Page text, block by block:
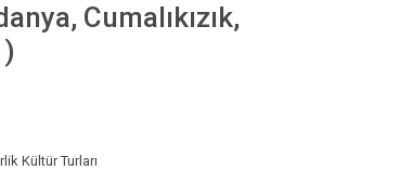
Cumalıkızık,
Kültür Turları